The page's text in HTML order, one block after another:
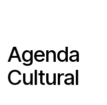
Agenda
Cultural